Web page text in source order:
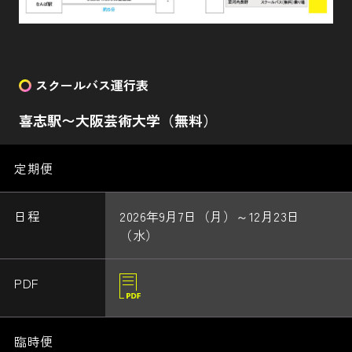
スクールバス運行表
喜志駅〜大阪芸術大学（無料）
定期便
2026年9月7日（月）～12月23日
（水）
臨時便